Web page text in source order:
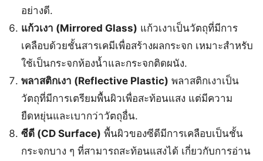
อย่างดี.
แก้วเงา (Mirrored Glass) แก้วเงาเป็นวัตถุที่มีการ
เคลือบด้วยชั้นสารเคมีเพื่อสร้างผลกระจก เหมาะสำหรับ
ใช้เป็นกระจกห้องน้ำและกระจกติดผนัง.
พลาสติกเงา (Reflective Plastic) พลาสติกเงาเป็น
วัตถุที่มีการเตรียมพื้นผิวเพื่อสะท้อนแสง แต่มีความ
ยืดหยุ่นและเบากว่าวัตถุอื่น.
ซีดี (CD Surface) พื้นผิวของซีดีมีการเคลือบเป็นชั้น
กระจกบาง ๆ ที่สามารถสะท้อนแสงได้ เกี่ยวกับการอ่าน